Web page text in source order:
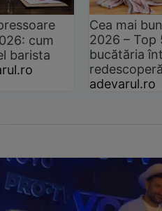
cum
barista
Cea mai
2026 –
bucătăria
adevarul.ro